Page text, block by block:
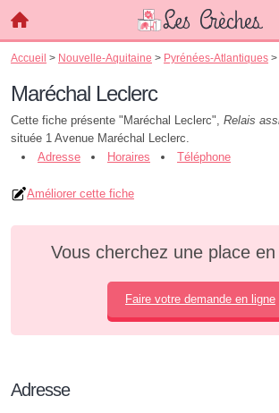
Accueil > Nouvelle-Aquitaine > Pyrénées-Atlantiques >
Maréchal Leclerc
Cette fiche présente "Maréchal Leclerc", Relais
située 1 Avenue Maréchal Leclerc.
Adresse
Horaires Téléphone
Améliorer cette fiche
Vous cherchez une place
Faire votre demande en ligne
Adresse